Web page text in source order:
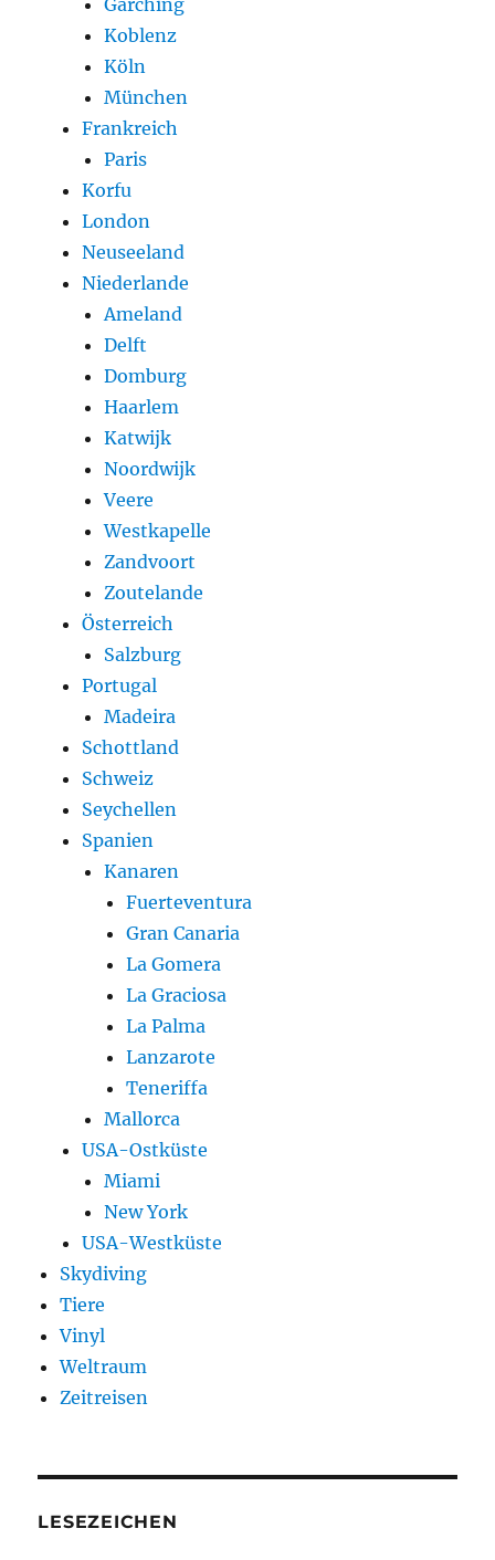
Garching
Koblenz
Köln
München
Frankreich
Paris
Korfu
London
Neuseeland
Niederlande
Ameland
Delft
Domburg
Haarlem
Katwijk
Noordwijk
Veere
Westkapelle
Zandvoort
Zoutelande
Österreich
Salzburg
Portugal
Madeira
Schottland
Schweiz
Seychellen
Spanien
Kanaren
Fuerteventura
Gran Canaria
La Gomera
La Graciosa
La Palma
Lanzarote
Teneriffa
Mallorca
USA-Ostküste
Miami
New York
USA-Westküste
Skydiving
Tiere
Vinyl
Weltraum
Zeitreisen
LESEZEICHEN